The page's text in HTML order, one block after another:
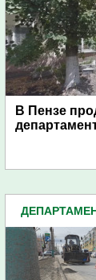
В Пензе